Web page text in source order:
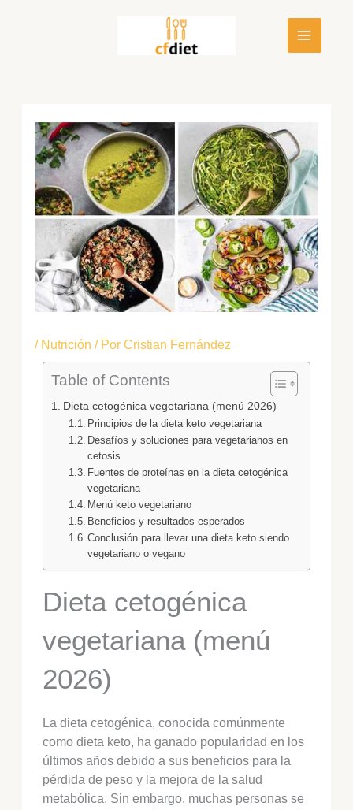
/ Nutrición / Por Cristian Fernández
Table of Contents
Dieta cetogénica vegetariana (menú 2026)
Principios de la dieta keto vegetariana
Desafíos y soluciones para vegetarianos en
cetosis
Fuentes de proteínas en la dieta cetogénica
vegetariana
Menú keto vegetariano
Beneficios y resultados esperados
Conclusión para llevar una dieta keto siendo
vegetariano o vegano
Dieta cetogénica
vegetariana (menú
2026)
La dieta cetogénica, conocida comúnmente
como dieta keto, ha ganado popularidad en los
últimos años debido a sus beneficios para la
pérdida de peso y la mejora de la salud
metabólica. Sin embargo, muchas personas se